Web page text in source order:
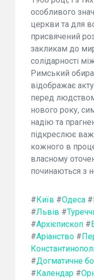
особливого
церкви та для
присвячений
закликам до
солідарності
Римський
відображає
перед
нового року,
надію та
підкреслює
кожного в
власному
починаються з
# Київ #Одеса #
#Львів #
#Архієпископ #
#Аріанство #
#Догматичне
# Календар #